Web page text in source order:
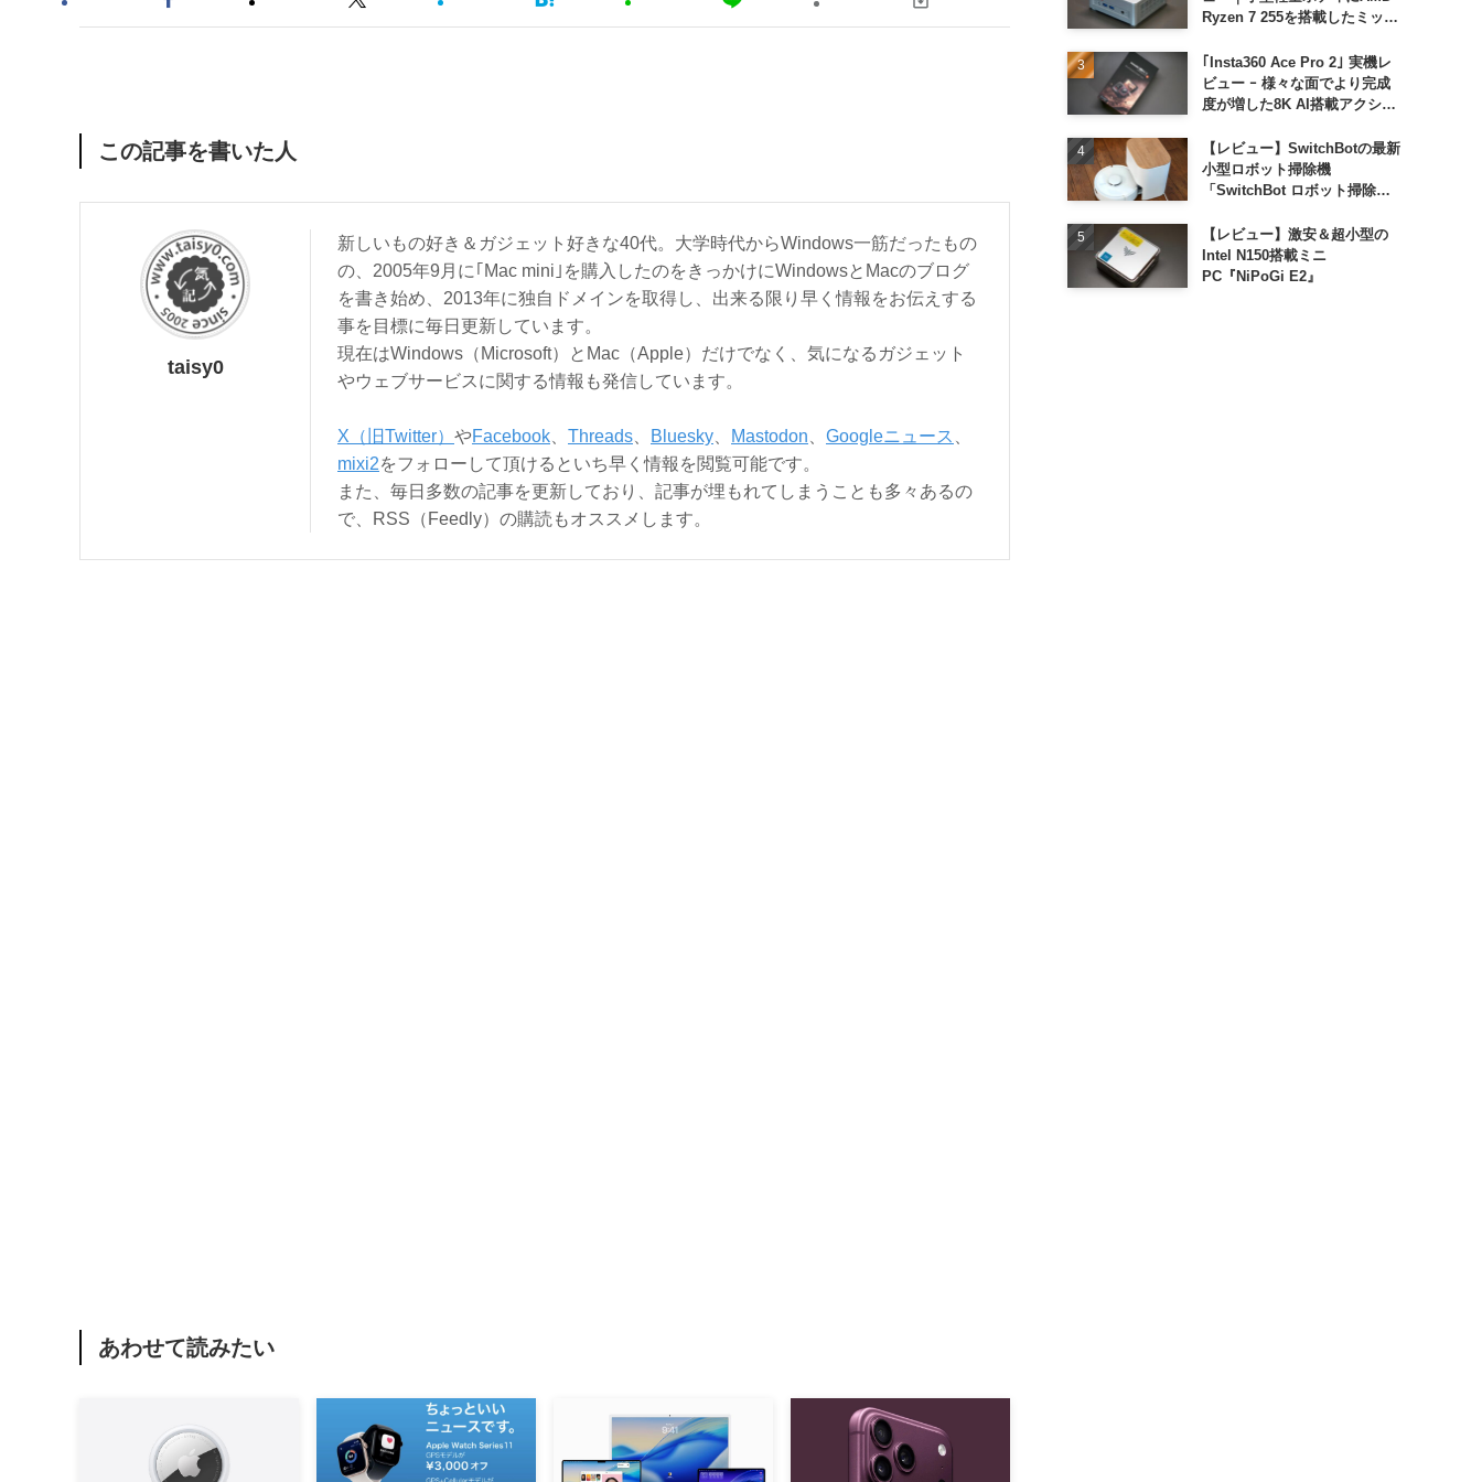
この記事を書いた人
taisy0
新しいもの好き＆ガジェット好きな40代。大学時代からWindows一筋だったもの
の、2005年9月に｢Mac mini｣を購入したのをきっかけにWindowsとMacのブログ
を書き始め、2013年に独自ドメインを取得し、出来る限り早く情報をお伝えする
事を目標に毎日更新しています。
現在はWindows（Microsoft）とMac（Apple）だけでなく、気になるガジェット
やウェブサービスに関する情報も発信しています。
X（旧Twitter） やFacebook Threads Bluesky Mastodon Googleニュース
mixi2をフォローして頂けるといち早く情報を閲覧可能です。
また、毎日多数の記事を更新しており、記事が埋もれてしまうことも多々あるの
で、RSS（Feedly）の購読もオススメします。
あわせて読みたい
Ryzen 7 255を搭載したミッド
｢Insta360 Ace Pro 2｣ 実機レ
ビュー ｰ 様々な面でより完成
度が増した8K AI搭載アクショ
【レビュー】SwitchBotの最新
小型ロボット掃除機
「SwitchBot ロボット掃除機
【レビュー】激安＆超小型の
Intel N150搭載ミニ
PC『NiPoGi E2』